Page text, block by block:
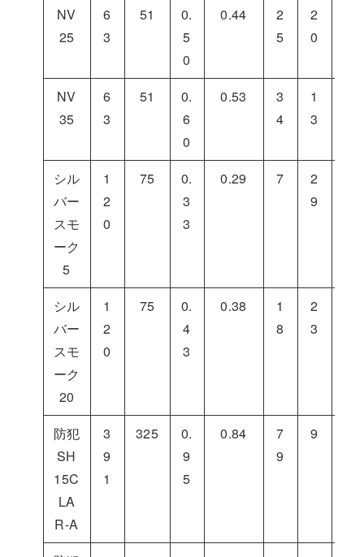
NV
25
6
3
51
0.
5
0
0.44
2
5
2
0
NV
35
6
3
51
0.
6
0
0.53
3
4
1
3
シル
バー
スモ
ーク
5
1
2
0
75
0.
3
3
0.29 7
2
9
シル
バー
スモ
ーク
20
1
2
0
75
0.
4
3
0.38
1
8
2
3
防犯
SH
15C
LA
R-A
3
9
1
325
0.
9
5
0.84
7
9
9